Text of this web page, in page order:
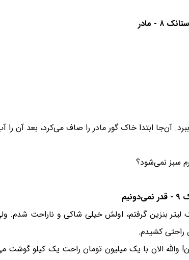
۸ - مادر
آن‌جا ابتدا خاک گور مادر را صاف می‌کرد، بعد آن
سبز نمی‌شود؟
الان با یک میلیون تومان راحت یک کیلو گوشت